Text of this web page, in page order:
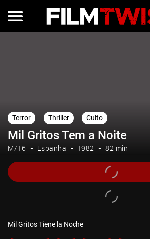
Terror Thriller Culto
Mil Gritos Tem a Noite
M/16 Espanha 1982 82 min
Mil Gritos Tiene la Noche